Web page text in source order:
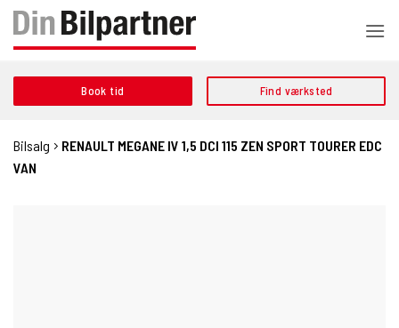
Fortsæt
indhold
Book tid Find værksted
Bilsalg
RENAULT MEGANE IV 1,5 DCI 115 ZEN SPORT TOURER EDC
VAN